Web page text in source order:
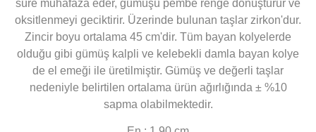
süre muhafaza eder, gümüşü pembe renge dönüştürür ve
oksitlenmeyi geciktirir. Üzerinde bulunan taşlar zirkon'dur.
Zincir boyu ortalama 45 cm'dir. Tüm bayan kolyelerde
olduğu gibi gümüş kalpli ve kelebekli damla bayan kolye
de el emeği ile üretilmiştir. Gümüş ve değerli taşlar
nedeniyle belirtilen ortalama ürün ağırlığında ± %10
sapma olabilmektedir.